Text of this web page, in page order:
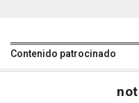
Contenido patrocinado